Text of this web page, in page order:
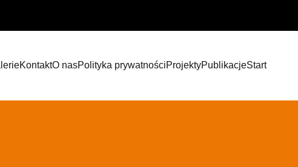
KontaktO nasPolityka prywatnościProjektyPublikacjeStart